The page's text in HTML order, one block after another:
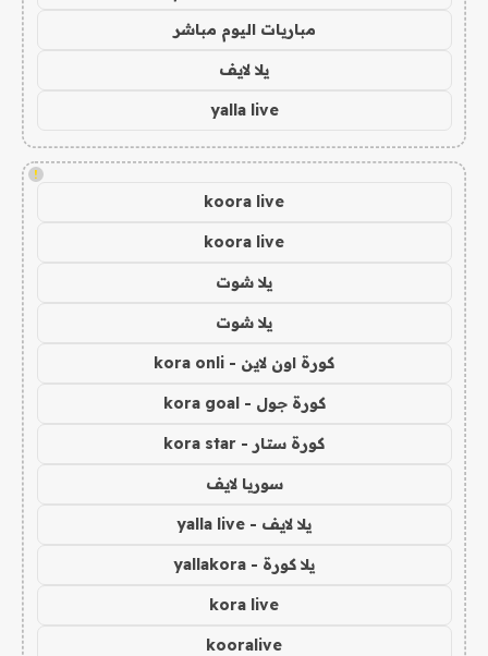
مباريات اليوم مباشر
يلا لايف
yalla live
!
koora live
koora live
يلا شوت
يلا شوت
كورة اون لاين - kora onli
كورة جول - kora goal
كورة ستار - kora star
سوريا لايف
يلا لايف - yalla live
يلا كورة - yallakora
kora live
kooralive